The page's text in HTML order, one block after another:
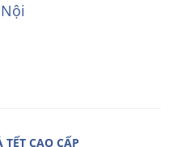
CAO CẤP